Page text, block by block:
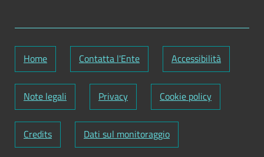
Home Contatta l'Ente Accessibilità
Note legali Privacy Cookie policy
Credits Dati sul monitoraggio